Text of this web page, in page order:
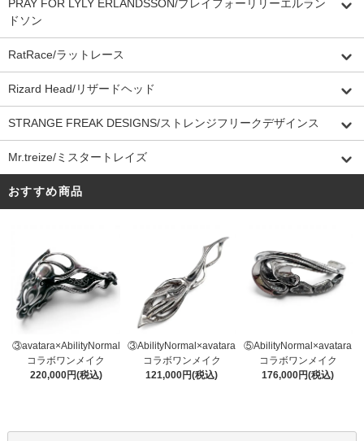
PRAY FOR LYLY ERLANDSSON/プレイフォーリリーエルラン
ドソン
RatRace/ラットレース
Rizard Head/リザードヘッド
STRANGE FREAK DESIGNS/ストレンジフリークデザインス
Mr.treize/ミスタートレイズ
おすすめ商品
③avatara×AbilityNormal
コラボワンメイク
220,000円(税込)
③AbilityNormal×avatara
コラボワンメイク
121,000円(税込)
⑤AbilityNormal×avatara
コラボワンメイク
176,000円(税込)